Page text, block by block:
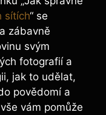
sítích“ se
zábavně
svým
fotografií a
jak to udělat,
povědomí a
vám pomůže